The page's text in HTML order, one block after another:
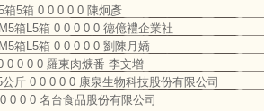
箱5箱 0 0 0 0 0 陳炯彥
箱L5箱 0 0 0 0 0 德億禮企業社
箱L5箱 0 0 0 0 0 劉陳月嬌
0 0 0 0 羅東肉焿番 李文增
斤 0 0 0 0 0 康泉生物科技股份有限公司
0 0 0 名台食品股份有限公司